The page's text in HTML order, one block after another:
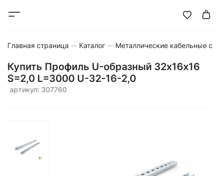
Главная страница Каталог Металлические кабельные
Купить Профиль U-образный 32х16х16
S=2,0 L=3000 U-32-16-2,0
артикул: 307760